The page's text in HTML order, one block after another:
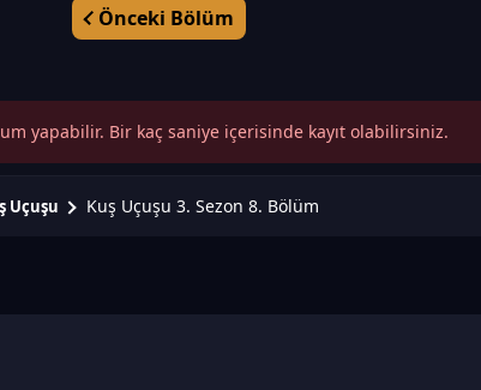
Önceki Bölüm
yapabilir. Bir kaç saniye içerisinde kayıt olabilirsiniz.
Uçuşu Kuş Uçuşu 3. Sezon 8. Bölüm